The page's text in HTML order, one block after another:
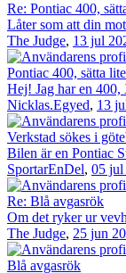
Re: Pontiac 400,
Låter som att din
The Judge, 13 jul
Pontiac 400, sätta
Hej! Jag har en
Nicklas.Egyed, 13
Verkstad sökes i
Bilen är en Pontiac
SportarEnDel, 05 jul
Re: Blå avgasrök
Om det ryker ur
The Judge, 25 jun
Blå avgasrök